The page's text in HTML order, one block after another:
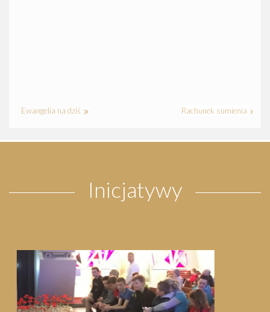
Ewangelia na dziś Rachunek sumienia
Inicjatywy